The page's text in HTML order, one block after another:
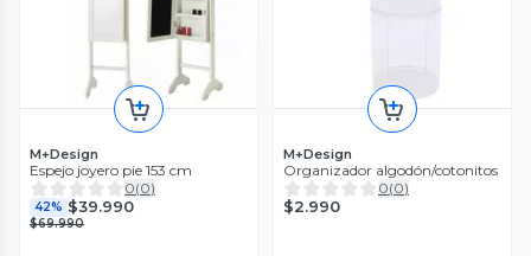
M+Design
Espejo joyero pie 153 cm
0(0)
42% $39.990
$69.990
M+Design
Organizador algodón/cotonitos
0(0)
$2.990